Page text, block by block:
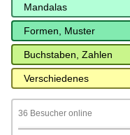
Mandalas
Formen, Muster
Buchstaben, Zahlen
Verschiedenes
36 Besucher online